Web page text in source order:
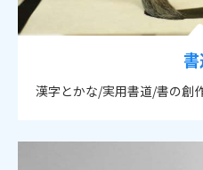
漢字とかな/実用書道/書の創